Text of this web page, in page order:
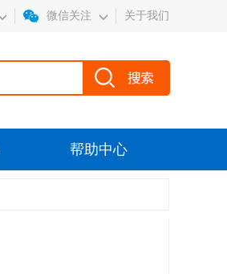
微信关注 关于我们
帮助中心